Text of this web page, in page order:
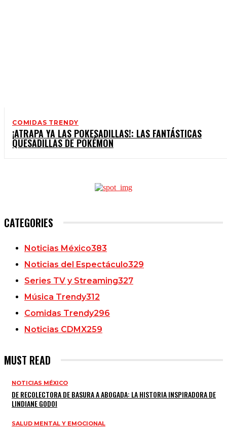
COMIDAS TRENDY
¡ATRAPA YA LAS POKESADILLAS!: LAS FANTÁSTICAS
QUESADILLAS DE POKÉMON
CATEGORIES
Noticias México383
Noticias del Espectáculo329
Series TV y Streaming327
Música Trendy312
Comidas Trendy296
Noticias CDMX259
MUST READ
NOTICIAS MÉXICO
DE RECOLECTORA DE BASURA A ABOGADA: LA HISTORIA INSPIRADORA DE
LINDIANE GODOI
SALUD MENTAL Y EMOCIONAL